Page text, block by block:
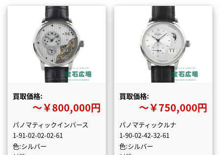
買取価格:
〜￥800,000円
パノマティックインバース
1-91-02-02-02-61
色:シルバー
買取価格:
〜￥750,000円
パノマティックルナ
1-90-02-42-32-61
色:シルバー